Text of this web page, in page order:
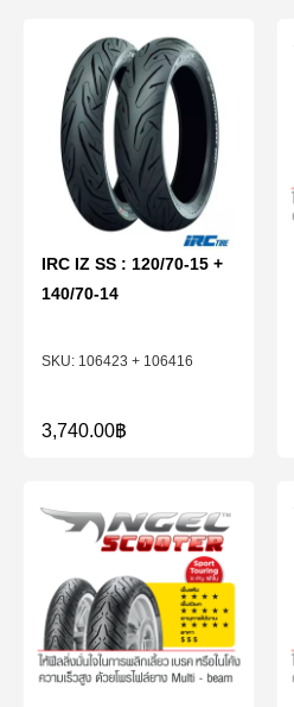
106423 + 106416
IRC IZ SS : 120/70-15 +
140/70-14
3,740.00฿